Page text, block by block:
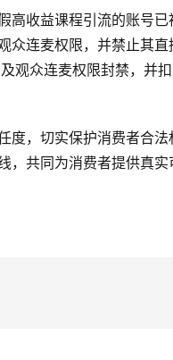
高收益课程引流的账号
众连麦权限，并禁止其
观众连麦权限封禁，并
度，切实保护消费者合
，共同为消费者提供真